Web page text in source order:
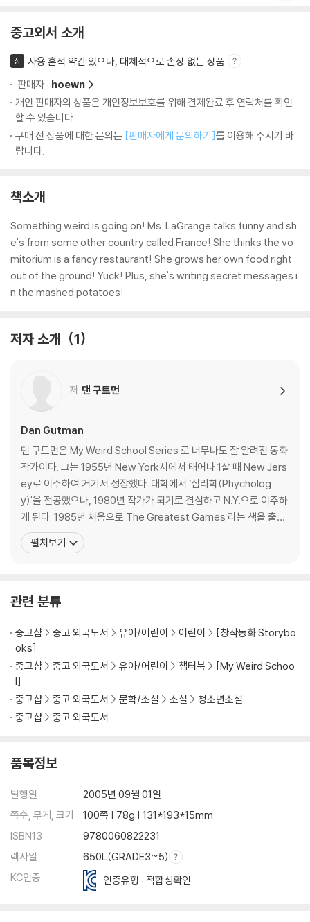
중고외서 소개
상
사용 흔적 약간 있으나, 대체적으로 손상 없는 상품
판매자 : hoewn
개인 판매자의 상품은 개인정보보호를 위해 결제완료 후 연락처를 확인
할 수 있습니다.
구매 전 상품에 대한 문의는 [판매자에게 문의하기]를 이용해 주시기 바
랍니다.
책소개
Something weird is going on! Ms. LaGrange talks funny and sh
e's from some other country called France! She thinks the vo
mitorium is a fancy restaurant! She grows her own food right
out of the ground! Yuck! Plus, she's writing secret messages i
n the mashed potatoes!
저자 소개 1
저 댄 구트먼
Dan Gutman
댄 구트먼은 My Weird School Series 로 너무나도 잘 알려진 동화
작가이다. 그는 1955년 New York시에서 태어나 1살 때 New Jers
ey로 이주하여 거기서 성장했다. 대학에서 ‘심리학(Phycholog
y)'을 전공했으나, 1980년 작가가 되기로 결심하고 N.Y.으로 이주하
게 된다. 1985년 처음으로 The Greatest Games 라는 책을 출간
한 이래 지금까지 다양한 방면의 책을 출간하였으며 주로 스포츠와
관련된 책을 많이 저술하였다. 또한, 그는 글을 쓰지 않을 때는 학교를
펼쳐보기
관련 분류
중고샵 중고 외국도서 유아/어린이 어린이
[창작동화 Storybo
oks]
중고샵
중고 외국도서 유아/어린이 챕터북
[My Weird Schoo
l]
중고샵
중고 외국도서 문학/소설 소설
청소년소설
중고샵
중고 외국도서
품목정보
발행일
2005년 09월 01일
쪽수, 무게, 크기
100쪽 | 78g | 131*193*15mm
ISBN13
9780060822231
렉사일
650L(GRADE3~5)
KC인증
인증유형 : 적합성확인